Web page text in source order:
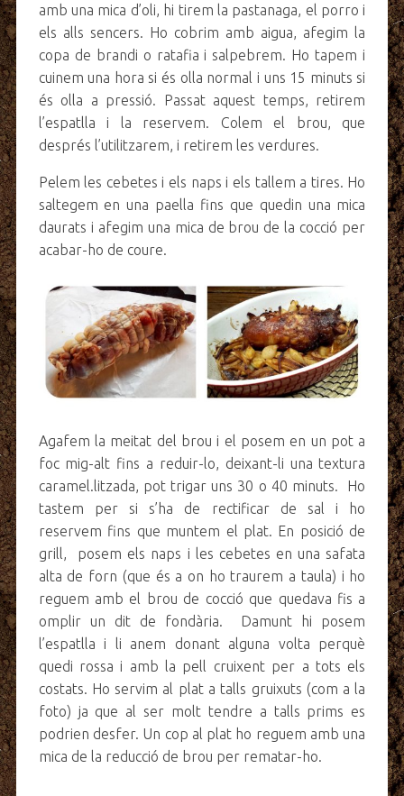
amb una mica d’oli, hi tirem la pastanaga, el porro i
els alls sencers. Ho cobrim amb aigua, afegim la
copa de brandi o ratafia i salpebrem. Ho tapem i
cuinem una hora si és olla normal i uns 15 minuts si
és olla a pressió. Passat aquest temps, retirem
l’espatlla i la reservem. Colem el brou, que
després l’utilitzarem, i retirem les verdures.
Pelem les cebetes i els naps i els tallem a tires. Ho
saltegem en una paella fins que quedin una mica
daurats i afegim una mica de brou de la cocció per
acabar-ho de coure.
Agafem la meitat del brou i el posem en un pot a
foc mig-alt fins a reduir-lo, deixant-li una textura
caramel.litzada, pot trigar uns 30 o 40 minuts. Ho
tastem per si s’ha de rectificar de sal i ho
reservem fins que muntem el plat. En posició de
grill, posem els naps i les cebetes en una safata
alta de forn (que és a on ho traurem a taula) i ho
reguem amb el brou de cocció que quedava fis a
omplir un dit de fondària. Damunt hi posem
l’espatlla i li anem donant alguna volta perquè
quedi rossa i amb la pell cruixent per a tots els
costats. Ho servim al plat a talls gruixuts (com a la
foto) ja que al ser molt tendre a talls prims es
podrien desfer. Un cop al plat ho reguem amb una
mica de la reducció de brou per rematar-ho.